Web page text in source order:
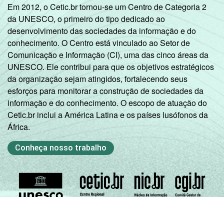
Em 2012, o Cetic.br tornou-se um Centro de Categoria 2
da UNESCO, o primeiro do tipo dedicado ao
desenvolvimento das sociedades da informação e do
conhecimento. O Centro está vinculado ao Setor de
Comunicação e Informação (CI), uma das cinco áreas da
UNESCO. Ele contribui para que os objetivos estratégicos
da organização sejam atingidos, fortalecendo seus
esforços para monitorar a construção de sociedades da
informação e do conhecimento. O escopo de atuação do
Cetic.br inclui a América Latina e os países lusófonos da
África.
Conheça nosso trabalho